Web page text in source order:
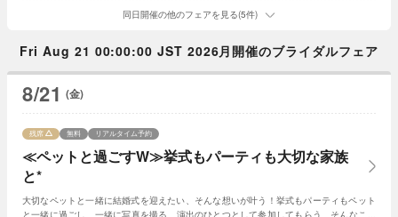
同日開催の他のフェアを見る(5件)
Fri Aug 21 00:00:00 JST 2026月開催のブライダルフェア
8/21 (金)
≪ペットと過ごすW≫挙式もパーティも大切な家族
と*
残席 無料 リアルタイム予約
大切なペットと一緒に結婚式を迎えたい、そんな想いが叶う！挙式もパーティもペット
と一緒に過ごし、一緒に写真を撮る、演出のひとつとして参加してもらう、そんなこと